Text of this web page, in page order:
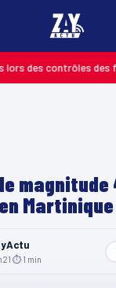
contrôles des
magnitude
Martinique
⏱ 1 min